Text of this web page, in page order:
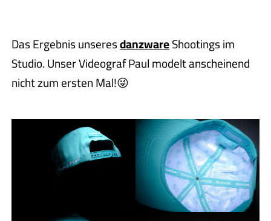
Das Ergebnis unseresdanzwareShootings im
Studio. Unser Videograf Paul modelt anscheinend
nicht zum ersten Mal!😜